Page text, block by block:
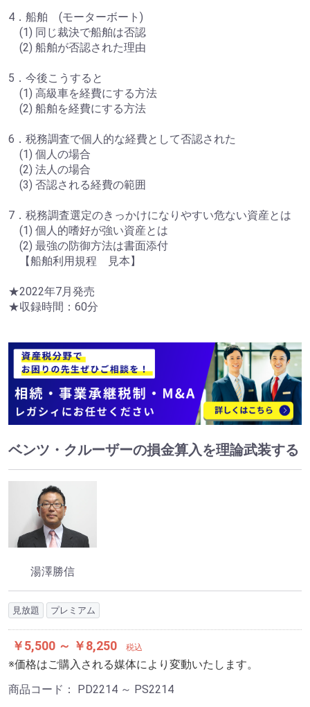
4．船舶 (モーターボート)
(1) 同じ裁決で船舶は否認
(2) 船舶が否認された理由
5．今後こうすると
(1) 高級車を経費にする方法
(2) 船舶を経費にする方法
6．税務調査で個人的な経費として否認された
(1) 個人の場合
(2) 法人の場合
(3) 否認される経費の範囲
7．税務調査選定のきっかけになりやすい危ない資産とは
(1) 個人的嗜好が強い資産とは
(2) 最強の防御方法は書面添付
【船舶利用規程 見本】
★2022年7月発売
★収録時間：60分
ベンツ・クルーザーの損金算入を理論武装する
湯澤勝信
見放題 プレミアム
￥5,500 ～ ￥8,250 税込
※価格はご購入される媒体により変動いたします。
商品コード： PD2214 ～ PS2214